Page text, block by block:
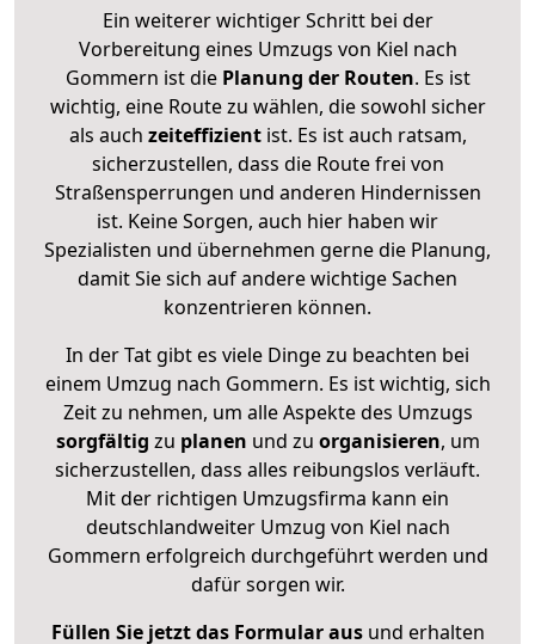
Ein weiterer wichtiger Schritt bei der
Vorbereitung eines Umzugs von Kiel nach
Gommern ist diePlanung der Routen. Es ist
wichtig, eine Route zu wählen, die sowohl sicher
als auch zeiteffizientist. Es ist auch ratsam,
sicherzustellen, dass die Route frei von
Straßensperrungen und anderen Hindernissen
ist. Keine Sorgen, auch hier haben wir
Spezialisten und übernehmen gerne die Planung,
damit Sie sich auf andere wichtige Sachen
konzentrieren können.
In der Tat gibt es viele Dinge zu beachten bei
einem Umzug nach Gommern. Es ist wichtig, sich
Zeit zu nehmen, um alle Aspekte des Umzugs
sorgfältig zu planen und zu organisieren, um
sicherzustellen, dass alles reibungslos verläuft.
Mit der richtigen Umzugsfirma kann ein
deutschlandweiter Umzug von Kiel nach
Gommern erfolgreich durchgeführt werden und
dafür sorgen wir.
Füllen Sie jetzt das Formular ausund erhalten